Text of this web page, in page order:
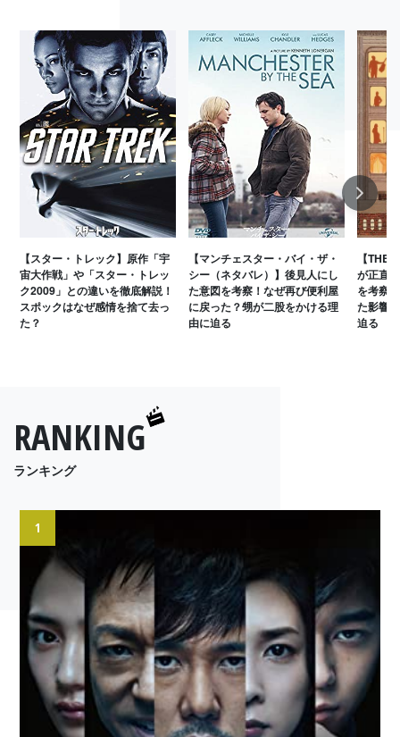
【スター・トレック】原作「宇
宙大作戦」や「スター・トレッ
ク2009」との違いを徹底解説！
スポックはなぜ感情を捨て去っ
た？
【マンチェスター・バイ・ザ・
シー（ネタバレ）】後見人にし
た意図を考察！なぜ再び便利屋
に戻った？甥が二股をかける理
由に迫る
【THE
が正直
を考察
た影響
迫る
Next
RANKING
ランキング
1